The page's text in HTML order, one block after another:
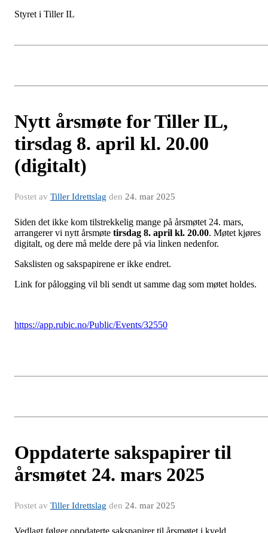
Styret i Tiller IL
Nytt årsmøte for Tiller IL,
tirsdag 8. april kl. 20.00
(digitalt)
Postet av Tiller Idrettslag den 24. mar 2025
Siden det ikke kom tilstrekkelig mange på årsmøtet 24. mars,
arrangerer vi nytt årsmøte tirsdag 8. april kl. 20.00. Møtet kjøres
digitalt, og dere må melde dere på via linken nedenfor.
Sakslisten og sakspapirene er ikke endret.
Link for pålogging vil bli sendt ut samme dag som møtet holdes.
https://app.rubic.no/Public/Events/32550
Oppdaterte sakspapirer til
årsmøtet 24. mars 2025
Postet av Tiller Idrettslag den 24. mar 2025
Vedlagt følger oppdaterte sakspapirer til årsmøtet i kveld.